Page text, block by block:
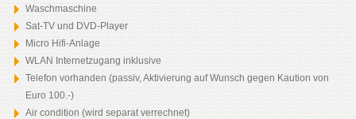
Waschmaschine
Sat-TV und DVD-Player
Micro Hifi-Anlage
WLAN Internetzugang inklusive
Telefon vorhanden (passiv, Aktivierung auf Wunsch gegen Kaution von
Euro 100.-)
Air condition (wird separat verrechnet)